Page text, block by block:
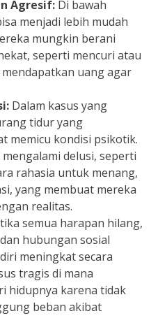
Agresif: Di bawah
menjadi lebih mudah
mungkin berani
seperti mencuri atau
uang agar
Dalam kasus yang
tidur yang
memicu kondisi psikotik.
delusi, seperti
rahasia untuk menang,
yang membuat mereka
realitas.
semua harapan hilang,
hubungan sosial
meningkat secara
tragis di mana
hidupnya karena tidak
beban akibat